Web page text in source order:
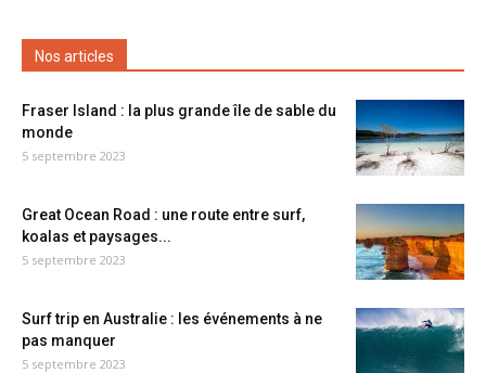
Nos articles
Fraser Island : la plus grande île de sable du
monde
5 septembre 2023
Great Ocean Road : une route entre surf,
koalas et paysages...
5 septembre 2023
Surf trip en Australie : les événements à ne
pas manquer
5 septembre 2023